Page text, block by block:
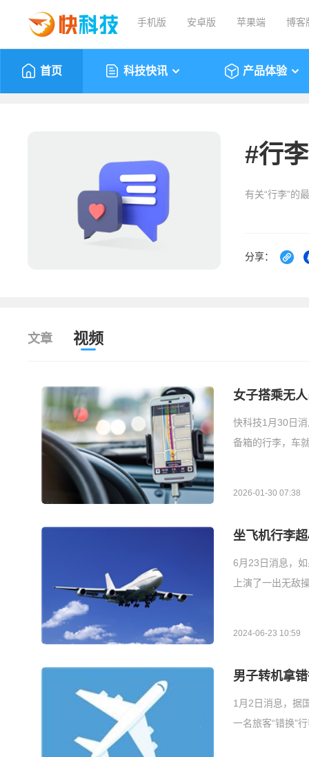
手机版 安卓版 苹果端 博客
首页 科技快讯 产品体验
#行李
有关“行李”的
分享：
文章 视频
女子搭乘无
快科技1月30日
备箱的行李，车
2026-01-30 07:38
坐飞机行李
6月23日消息，
上演了一出无敌
2024-06-23 10:59
男子转机拿
1月2日消息，据
一名旅客“错换”